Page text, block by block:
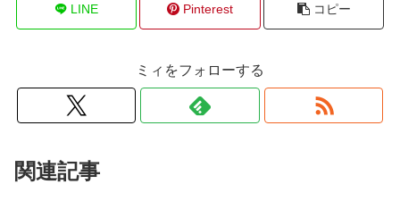
LINE Pinterest コピー
ミィをフォローする
関連記事